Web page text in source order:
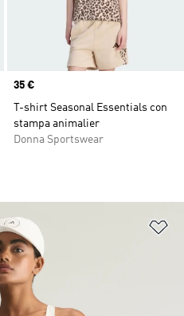
Price
35 €
T-shirt Seasonal Essentials con
stampa animalier
Donna Sportswear